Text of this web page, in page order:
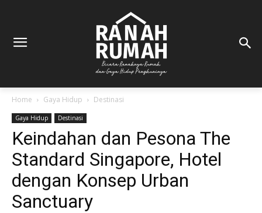
Home Gaya Hidup Destinasi
Gaya Hidup Destinasi
Keindahan dan Pesona The
Standard Singapore, Hotel
dengan Konsep Urban
Sanctuary